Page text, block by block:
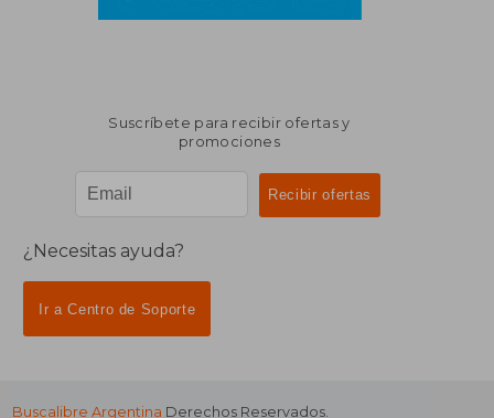
Suscríbete para recibir ofertas y
promociones
¿Necesitas ayuda?
Ir a Centro de Soporte
Buscalibre Argentina Derechos Reservados.